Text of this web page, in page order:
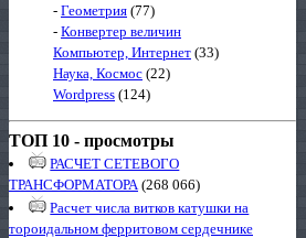
- Геометрия (77)
- Конвертер величин
Компьютер, Интернет (33)
Наука, Космос (22)
Wordpress (124)
ТОП 10 - просмотры
РАСЧЕТ СЕТЕВОГО
ТРАНСФОРМАТОРА (268 066)
Расчет числа витков катушки на
тороидальном ферритовом сердечнике